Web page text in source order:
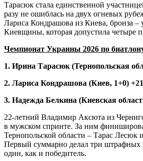
Тарасюк стала единственной
разу не ошиблась на двух огневых
Лариса Кондрашова из Киева, бронза
Киевщины, которая допустила четыре
Чемпионат Украины 2026 по
1. Ирина Тарасюк (Тернопольская
2. Лариса Кондрашова (Киев, 1+0)
3. Надежда Белкина (Киевская
22-летний Владимир Аксюта из
в мужском спринте. За ним
Тернопольской области – Тарас Лесюк
Первый суммарно делал три штрафных
один, как и победитель.